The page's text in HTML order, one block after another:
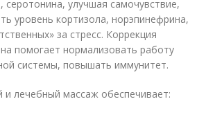
улучшая самочувствие,
уровень кортизола, норэпинефрина,
за стресс. Коррекция
помогает нормализовать работу
системы, повышать иммунитет.
и лечебный массаж обеспечивает: